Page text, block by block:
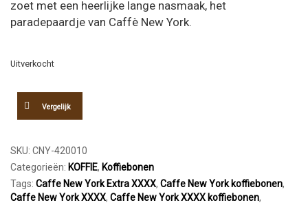
zoet met een heerlijke lange nasmaak, het
paradepaardje van Caffè New York.
Uitverkocht
Vergelijk
SKU: CNY-420010
Categorieën: KOFFIE, Koffiebonen
Tags: Caffe New York Extra XXXX, Caffe New York koffiebonen,
Caffe New York XXXX, Caffe New York XXXX koffiebonen,